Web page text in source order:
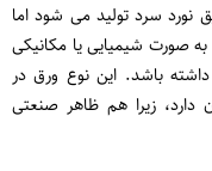
نورد سرد تولید می ‌شود اما
به ‌صورت شیمیایی یا مکانیکی
باشد. این نوع ورق در
دارد، زیرا هم ظاهر صنعتی